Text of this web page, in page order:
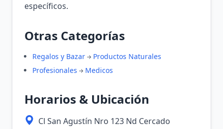
específicos.
Otras Categorías
Regalos y Bazar
Productos Naturales
Profesionales
Medicos
Horarios & Ubicación
Cl San Agustín Nro 123 Nd Cercado